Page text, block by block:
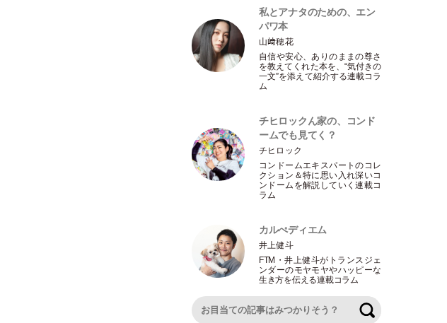
私とアナタのための、エン
パワ本
山﨑穂花
自信や安心、ありのままの尊さ
を教えてくれた本を、“気付きの
一文”を添えて紹介する連載コラ
ム
チヒロックん家の、コンド
ームでも見てく？
チヒロック
コンドームエキスパートのコレ
クション＆特に思い入れ深いコ
ンドームを解説していく連載コ
ラム
カルぺディエム
井上健斗
FTM ・井上健斗がトランスジェ
ンダーのモヤモヤやハッピーな
生き方を伝える連載コラム